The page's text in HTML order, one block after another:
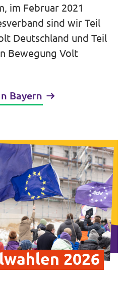
im Februar 2021
sind wir Teil
Deutschland und Teil
Bewegung Volt
Bayern
2026